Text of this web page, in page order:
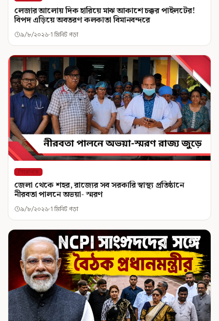
লেজার আলোয় দিক হারিয়ে মাঝ আকাশে চক্কর পাইলটের!
বিপদ এড়িয়ে অবতরণ কলকাতা বিমানবন্দরে
৯/৮/২০২৬ 1 মিনিট পড়া
শিরোনাম
জেলা থেকে শহর, রাজ্যের সব সরকারি স্বাস্থ্য প্রতিষ্ঠানে
নীরবতা পালনে অভয়া- স্মরণ
৯/৮/২০২৬ 1 মিনিট পড়া